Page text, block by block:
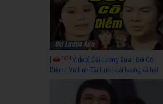
7674Video] Cải Lương Xưa : Đời Cô
Diễm - Vũ Linh Tài Linh | cải lương xã hội